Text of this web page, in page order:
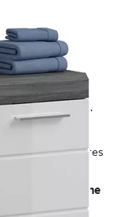
Familie passt in
sich bei
zum
verwenden lässt.
Hygiene
und Accessoires
Stauraum für deine